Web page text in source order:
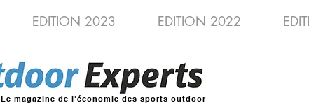
EDITION 2023 EDITION 2022
Le magazine de l'économie des sports outdoor